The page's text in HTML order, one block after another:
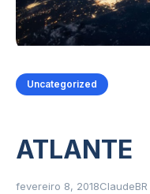
Uncategorized
ATLANTE
fevereiro 8, 2018ClaudeBR